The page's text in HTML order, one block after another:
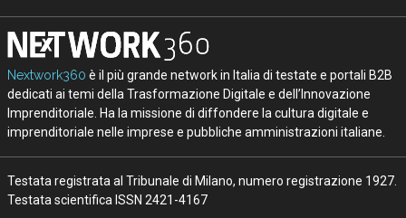
Nextwork360 è il più grande network in Italia di testate e portali B2B
dedicati ai temi della Trasformazione Digitale e dell’Innovazione
Imprenditoriale. Ha la missione di diffondere la cultura digitale e
imprenditoriale nelle imprese e pubbliche amministrazioni italiane.
Testata registrata al Tribunale di Milano, numero registrazione 1927.
Testata scientifica ISSN 2421-4167